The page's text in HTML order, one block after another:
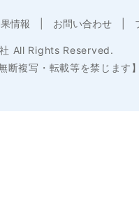
情報 お問い合わせ
All Rights Reserved.
断複写・転載等を禁じます】